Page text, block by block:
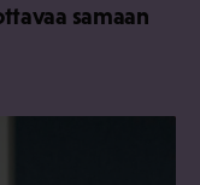
samaan